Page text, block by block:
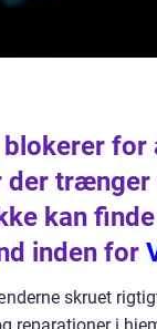
for
der trænger
kan
inden for
skruet